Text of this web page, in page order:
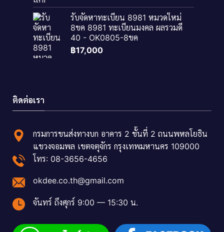
รับจัดหาทะเบียน 8981 หมวดใหม่
8ขค 8981 ทะเบียนมงคล ผลรวมดี
40 - OK0805-8ขค
฿17,000
ติดต่อเรา
กรมการขนส่งทางบก อาคาร 2 ชั้นที่ 2 ถนนพหลโยธิน
แขวงจอมพล เขตจตุจักร กรุงเทพมหานคร 109000
โทร: 08-3656-4656
okdee.co.th@gmail.com
จันทร์ ถึงศุกร์ 9:00 — 15:30 น.